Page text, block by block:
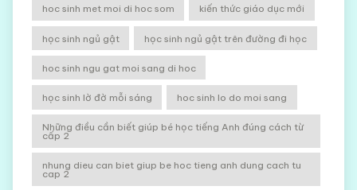
hoc sinh met moi di hoc som kiến thức giáo dục mới
học sinh ngủ gật học sinh ngủ gật trên đường đi học
hoc sinh ngu gat moi sang di hoc
học sinh lờ đờ mỗi sáng hoc sinh lo do moi sang
Những điều cần biết giúp bé học tiếng Anh đúng cách từ
cấp 2
nhung dieu can biet giup be hoc tieng anh dung cach tu
cap 2